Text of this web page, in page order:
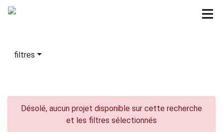
filtres
Désolé, aucun projet disponible sur cette recherche
et les filtres sélectionnés